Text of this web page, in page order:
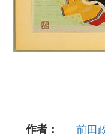
作者：
前田